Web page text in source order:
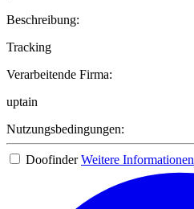
Beschreibung:
Tracking
Verarbeitende Firma:
uptain
Nutzungsbedingungen:
Doofinder Weitere Informationen